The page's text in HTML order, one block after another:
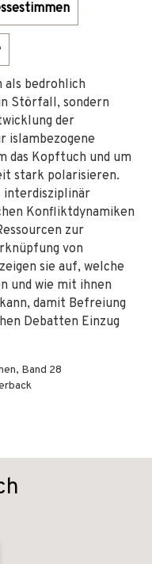
bedrohlich
Störfall, sondern
der
islambezogene
das Kopftuch und um
stark polarisieren.
interdisziplinär
Konfliktdynamiken
zur
von
sie auf, welche
und wie mit ihnen
damit Befreiung
Debatten Einzug
Band 28